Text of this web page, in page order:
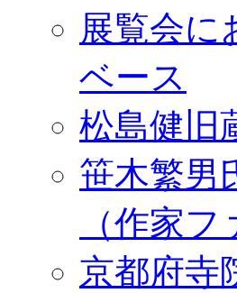
展覧会に
ベース
松島健旧
笹木繁男
（作家フ
京都府寺